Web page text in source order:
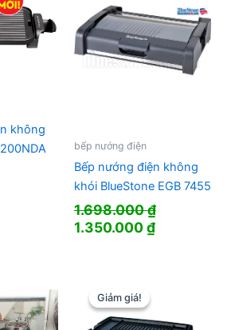
không
bếp nướng điện
Bếp nướng điện không
khói BlueStone EGB 7455
1.698.000₫
Giá
1.350.000₫Giá
Giảm giá!
Giảm giá!